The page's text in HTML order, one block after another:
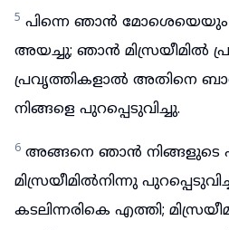
5 പിന്നെ ഞാൻ
അയച്ചു; ഞാൻ മിസ്രയീമിൽ
പ്രവൃത്തികളാൽ അതിനെ
നിങ്ങളെ പുറപ്പെടുവിച്ചു.
6 അങ്ങനെ ഞാൻ നിങ്ങളുടെ
മിസ്രയീമിൽനിന്നു
കടലിന്നരികെ എത്തി;